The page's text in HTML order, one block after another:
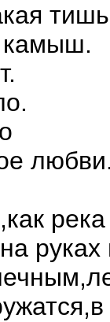
камыш.
река